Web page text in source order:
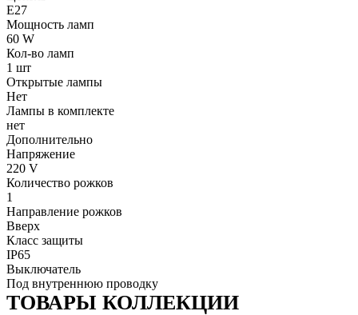
E27
Мощность ламп
60 W
Кол-во ламп
1 шт
Открытые лампы
Нет
Лампы в комплекте
нет
Дополнительно
Напряжение
220 V
Количество рожков
1
Направление рожков
Вверх
Класс защиты
IP65
Выключатель
Под внутреннюю проводку
ТОВАРЫ КОЛЛЕКЦИИ